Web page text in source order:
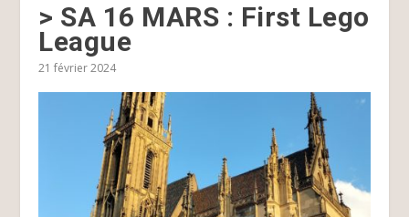
> SA 16 MARS : First Lego
League
21 février 2024